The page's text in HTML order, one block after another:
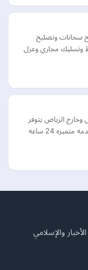
وتصليح
وتسليك مجاري وعزل
الرياض يتوفر
سطحه هيدروليك فل داون , سطحه ونش خدمه متميزه 24 ساعه
والإسلامي